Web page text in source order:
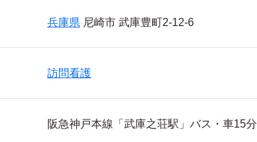
兵庫県 尼崎市 武庫豊町2-12-6
訪問看護
阪急神戸本線「武庫之荘駅」バス・車15分